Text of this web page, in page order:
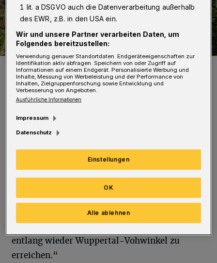
Die Heidelandschaft.
Foto: Wolfgang Schröpfer
„Wir fahren die Korkenziehertrasse hinauf
und machen einen Bogen um die Solinger
Innenstadt. Danach geht es durch das
Wupper“, so Tourenleiter Wolfgang Schröpfer.
„Anschließend durchqueren wir die Ohligser
und Hildener Heide, um danach an der Düssel
entlang wieder Wuppertal-Vohwinkel zu
erreichen.“
1 lit. a DSGVO auch die Datenverarbeitung außerhalb
des EWR, z.B. in den USA ein.
Wir und unsere Partner verarbeiten Daten, um
Folgendes bereitzustellen:
Verwendung genauer Standortdaten. Endgeräteeigenschaften zur
Identifikation aktiv abfragen. Speichern von oder Zugriff auf
Informationen auf einem Endgerät. Personalisierte Werbung und
Inhalte, Messung von Werbeleistung und der Performance von
Inhalten, Zielgruppenforschung sowie Entwicklung und
Verbesserung von Angeboten.
Ausführliche Informationen
Impressum
Datenschutz
Einstellungen
Alle ablehnen
OK